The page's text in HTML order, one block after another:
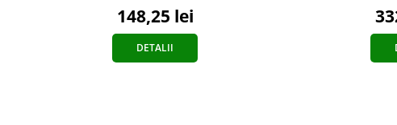
148,25 lei
DETALII